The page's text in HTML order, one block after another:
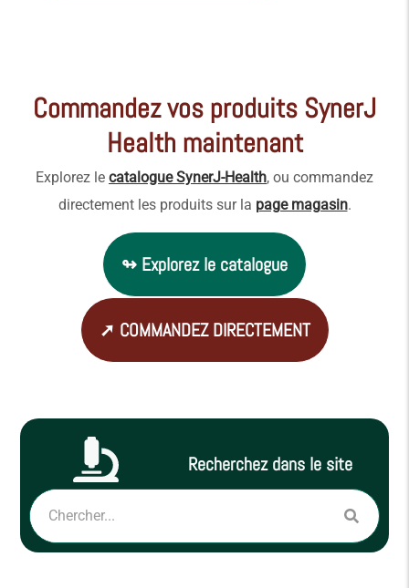
Commandez vos produits SynerJ
Health maintenant
Explorez le catalogue SynerJ-Health, ou commandez
directement les produits sur la page magasin.
↬ Explorez le catalogue
➚ COMMANDEZ DIRECTEMENT
Recherchez dans le site